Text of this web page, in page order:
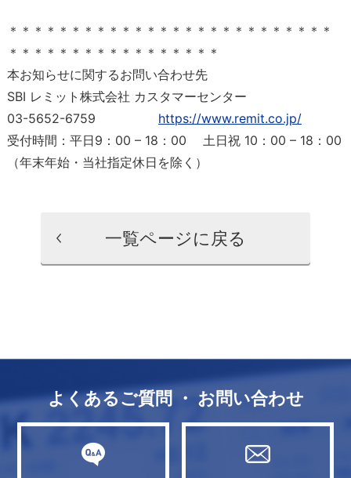
＊＊＊＊＊＊＊＊＊＊＊＊＊＊＊＊＊＊＊＊＊＊＊＊＊＊
＊＊＊＊＊＊＊＊＊＊＊＊＊＊＊＊＊
本お知らせに関するお問い合わせ先
SBI レミット株式会社 カスタマーセンター
03-5652-6759 https://www.remit.co.jp/
受付時間：平日9：00 – 18：00 土日祝 10：00 – 18：00
（年末年始・当社指定休日を除く）
一覧ページに戻る
よくあるご質問 ・ お問い合わせ